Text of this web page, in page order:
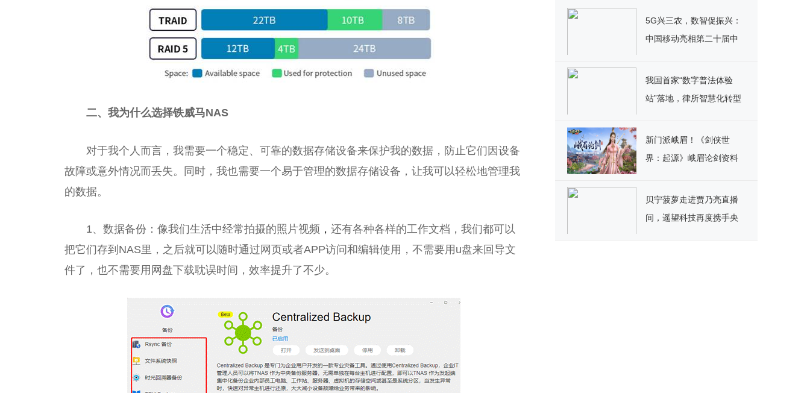
二、我为什么选择铁威马NAS
对于我个人而言，我需要一个稳定、可靠的数据存储设备来保护我的数据，防止它们因设备
故障或意外情况而丢失。同时，我也需要一个易于管理的数据存储设备，让我可以轻松地管理我
的数据。
1、数据备份：像我们生活中经常拍摄的照片视频 ， 还有各种各样的工作文档，我们都可以
把它们存到NAS里，之后就可以随时通过网页或者APP访问和编辑使用，不需要用u盘来回导文
件了，也不需要用网盘下载耽误时间，效率提升了不少。
5G兴三农，数智促振兴：
中国移动亮相第二十届中
我国首家“数字普法体验
站”落地，律所智慧化转型
新门派峨眉！《剑侠世
界：起源》峨眉论剑资料
贝宁菠萝走进贾乃亮直播
间，遥望科技再度携手央